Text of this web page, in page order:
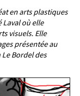
en arts plastiques
Laval où elle
visuels. Elle
présentée au
Le Bordel des